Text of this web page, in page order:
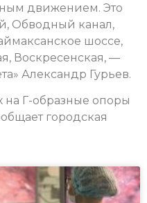
движением. Это
Обводный канал,
шоссе,
Воскресенская, —
Александр Гурьев.
на Г-образные опоры
городская